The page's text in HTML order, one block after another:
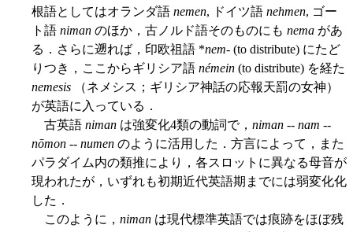
根語としてはオランダ語 nemen, ドイツ語 nehmen, ゴー
ト語 niman のほか，古ノルド語そのものにも nema があ
る．さらに遡れば，印欧祖語 *nem- (to distribute) にたど
りつき，ここからギリシア語 némein (to distribute) を経た
nemesis （ネメシス；ギリシア神話の応報天罰の女神）
が英語に入っている．
古英語 niman は強変化4類の動詞で， niman -- nam --
nōmon -- numen のように活用した．方言によって，また
パラダイム内の類推により，各スロットに異なる母音が
現われたが，いずれも初期近代英語期までには弱変化化
した．
このように， niman は現代標準英語では痕跡をほぼ残